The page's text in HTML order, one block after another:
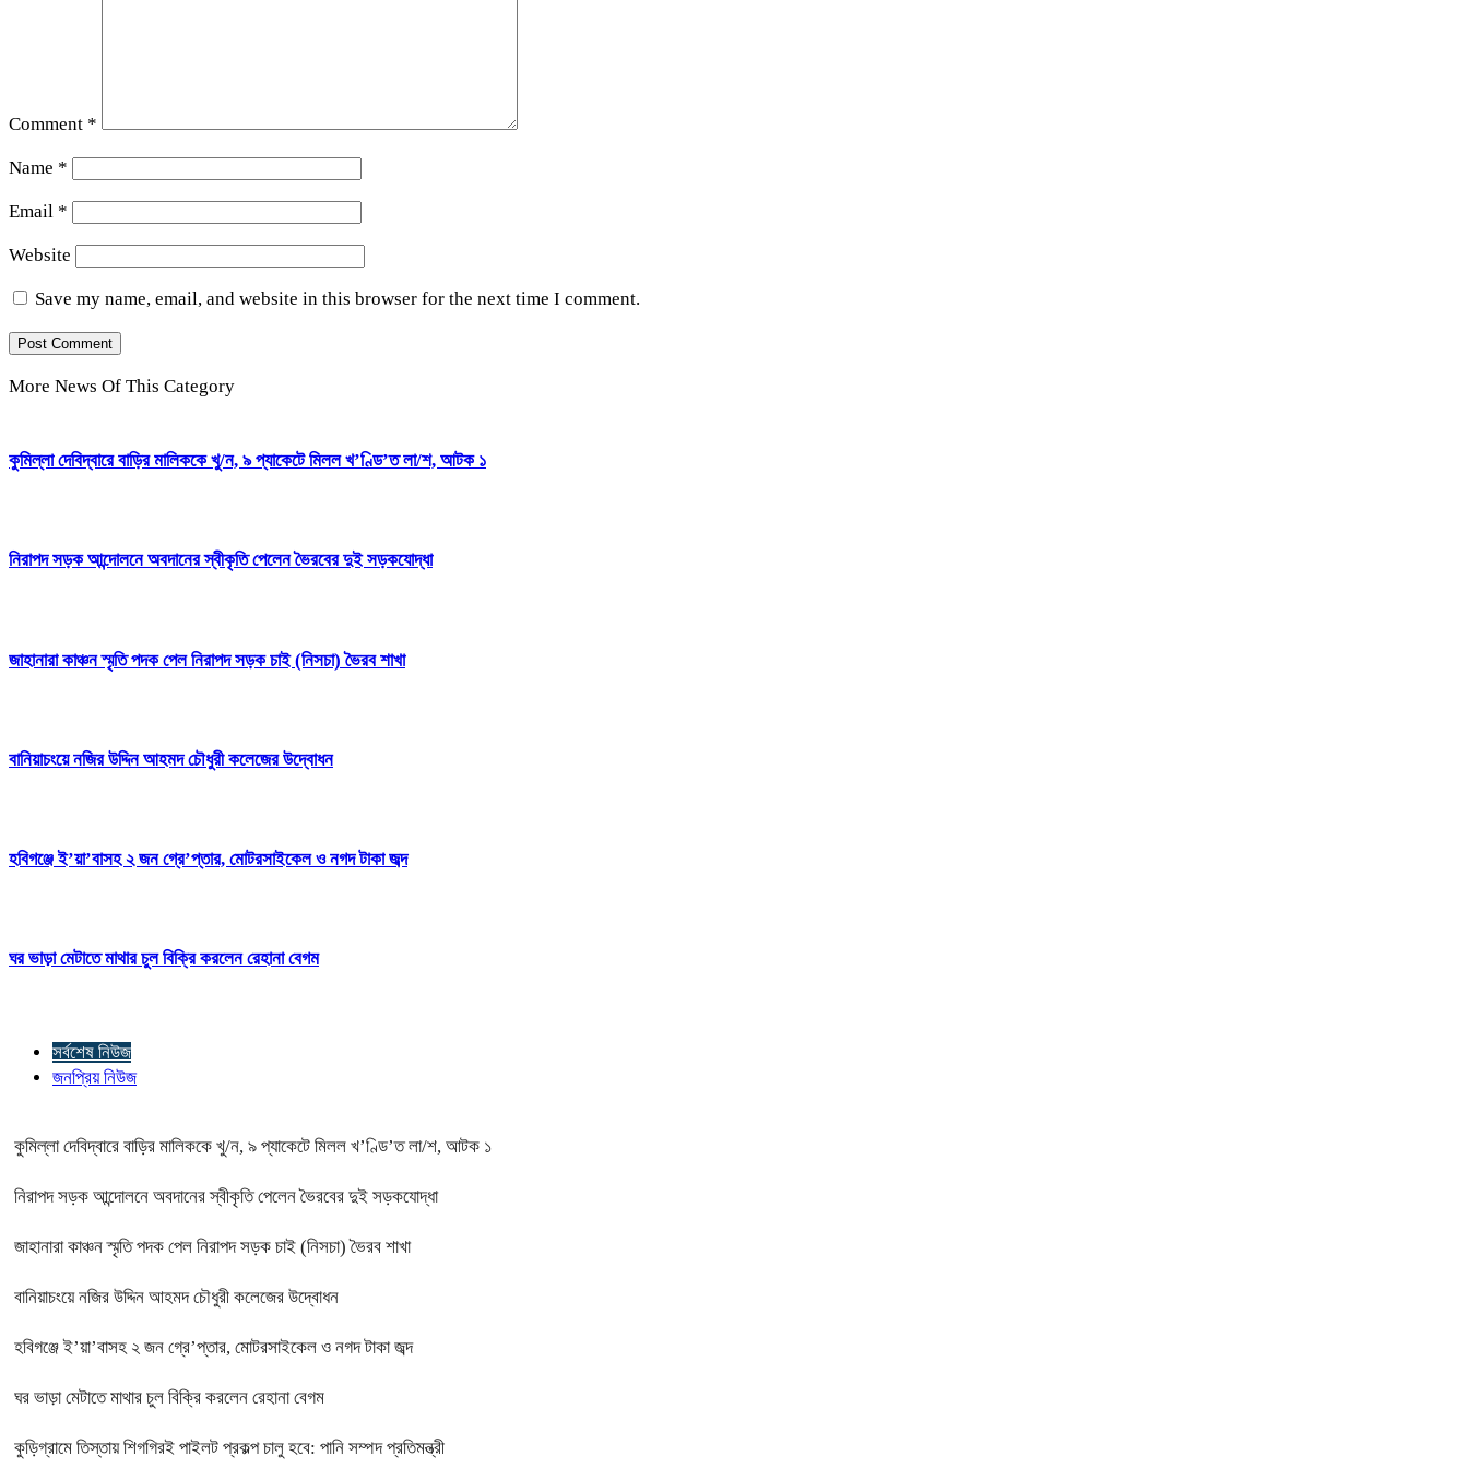
Comment *
Name *
Email *
Website
Save my name, email, and website in this browser for the next time I comment.
More News Of This Category
কুমিল্লা দেবিদ্বারে বাড়ির মালিককে খু/ন, ৯ প্যাকেটে মিলল খ’ণ্ডি’ত লা/শ, আটক ১
নিরাপদ সড়ক আন্দোলনে অবদানের স্বীকৃতি পেলেন ভৈরবের দুই সড়কযোদ্ধা
জাহানারা কাঞ্চন স্মৃতি পদক পেল নিরাপদ সড়ক চাই (নিসচা) ভৈরব শাখা
বানিয়াচংয়ে নজির উদ্দিন আহমদ চৌধুরী কলেজের উদ্বোধন
হবিগঞ্জে ই’য়া’বাসহ ২ জন গ্রে’প্তার, মোটরসাইকেল ও নগদ টাকা জব্দ
ঘর ভাড়া মেটাতে মাথার চুল বিক্রি করলেন রেহানা বেগম
সর্বশেষ নিউজ
জনপ্রিয় নিউজ
কুমিল্লা দেবিদ্বারে বাড়ির মালিককে খু/ন, ৯ প্যাকেটে মিলল খ’ণ্ডি’ত লা/শ, আটক ১
নিরাপদ সড়ক আন্দোলনে অবদানের স্বীকৃতি পেলেন ভৈরবের দুই সড়কযোদ্ধা
জাহানারা কাঞ্চন স্মৃতি পদক পেল নিরাপদ সড়ক চাই (নিসচা) ভৈরব শাখা
বানিয়াচংয়ে নজির উদ্দিন আহমদ চৌধুরী কলেজের উদ্বোধন
হবিগঞ্জে ই’য়া’বাসহ ২ জন গ্রে’প্তার, মোটরসাইকেল ও নগদ টাকা জব্দ
ঘর ভাড়া মেটাতে মাথার চুল বিক্রি করলেন রেহানা বেগম
কুড়িগ্রামে তিস্তায় শিগগিরই পাইলট প্রকল্প চালু হবে: পানি সম্পদ প্রতিমন্ত্রী